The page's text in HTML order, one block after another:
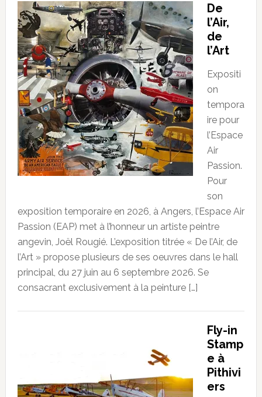
De
l’Air,
de
l’Art
Expositi
on
tempora
ire pour
l’Espace
Air
Passion.
Pour
son
exposition temporaire en 2026, à Angers, l’Espace Air
Passion (EAP) met à l’honneur un artiste peintre
angevin, Joël Rougié. L’exposition titrée « De l’Air, de
l’Art » propose plusieurs de ses oeuvres dans le hall
principal, du 27 juin au 6 septembre 2026. Se
consacrant exclusivement à la peinture […]
Fly-in
Stamp
e à
Pithivi
ers